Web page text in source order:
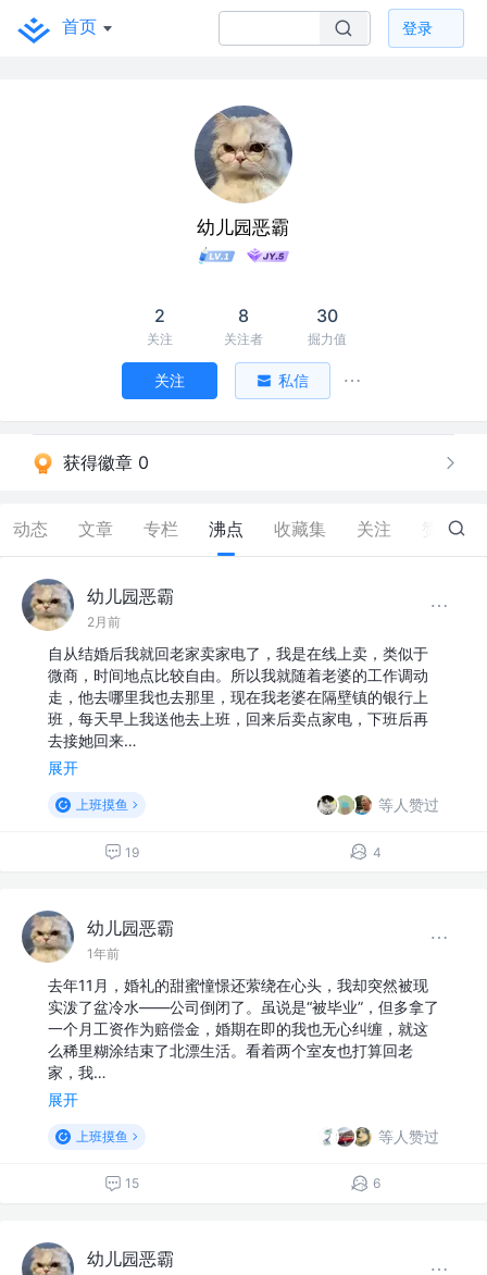
首页 登录
幼儿园恶霸
2
关注
8
关注者
30
掘力值
关注 私信
获得徽章 0
动态 文章 专栏 沸点 收藏集 关注 12
幼儿园恶霸
2月前
自从结婚后我就回老家卖家电了，我是在线上卖，类似于
微商，时间地点比较自由。所以我就随着老婆的工作调动
走，他去哪里我也去那里，现在我老婆在隔壁镇的银行上
班，每天早上我送他去上班，回来后卖点家电，下班后再
去接她回来…
展开
上班摸鱼 等人赞过
19 4
幼儿园恶霸
1年前
去年11月，婚礼的甜蜜憧憬还萦绕在心头，我却突然被现
实泼了盆冷水——公司倒闭了。虽说是“被毕业”，但多拿了
一个月工资作为赔偿金，婚期在即的我也无心纠缠，就这
么稀里糊涂结束了北漂生活。看着两个室友也打算回老
家，我…
展开
上班摸鱼 等人赞过
15 6
幼儿园恶霸